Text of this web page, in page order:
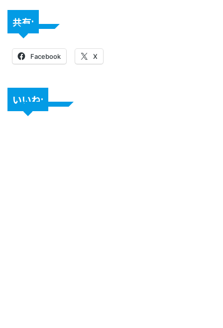
共有:
Facebook X
いいね: